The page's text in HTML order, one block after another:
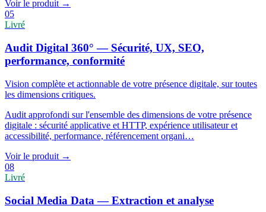
Voir le produit→
05
Livré
Audit Digital 360° — Sécurité, UX, SEO,
performance, conformité
Vision complète et actionnable de votre présence digitale, sur toutes
les dimensions critiques.
Audit approfondi sur l'ensemble des dimensions de votre présence
digitale : sécurité applicative et HTTP, expérience utilisateur et
accessibilité, performance, référencement organi…
Voir le produit →
08
Livré
Social Media Data — Extraction et analyse